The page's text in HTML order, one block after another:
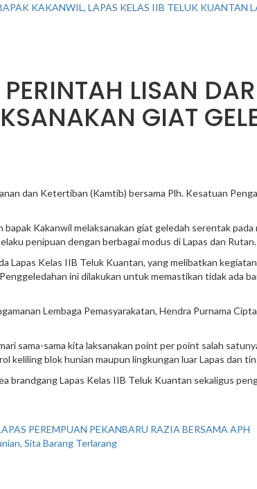
KAKANWIL, LAPAS KELAS IIB TELUK KUANTAN
LISAN
GIAT
dan Ketertiban (Kamtib) bersama Plh. Kesatuan
Kakanwil melaksanakan giat geledah serentak
penipuan dengan berbagai modus di Lapas dan Rutan.
Lapas Kelas IIB Teluk Kuantan, yang melibatkan
ini dilakukan untuk memastikan tidak
Lembaga Pemasyarakatan, Hendra Purnama
sama-sama kita laksanakan point per point salah
blok hunian maupun lingkungan luar Lapas dan
brandgang Lapas Kelas IIB Teluk Kuantan sekaligus
PEREMPUAN PEKANBARU RAZIA BERSAMA APH
Sita Barang Terlarang